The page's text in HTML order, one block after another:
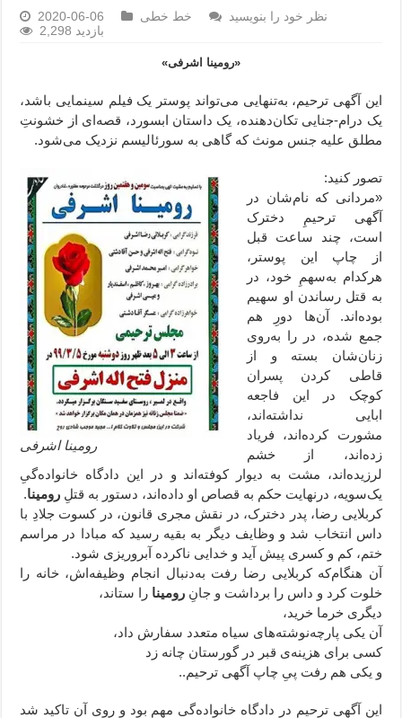
2020-06-06 خط خطی
نظر خود را بنویسید
2,298 بازدید
«رومینا اشرفی»
این آگهی ترحیم، به‌تنهایی می‌تواند پوستر یک فیلم سینمایی باشد،
یک درام-جنایی تکان‌دهنده، یک داستان ابسورد، قصه‌ای از خشونتِ
مطلق علیه جنس مونث که گاهی به سورئالیسم نزدیک می‌شود.
رومینا اشرفی
تصور کنید:
«مردانی که نام‌شان در
آگهی ترحیمِ دخترک
است، چند ساعت قبل
از چاپ این پوستر،
هرکدام به‌سهمِ خود، در
به قتل رساندن او سهیم
بوده‌اند. آن‌ها دورِ هم
جمع شده، در را به‌روی
زنان‌شان بسته و از
قاطی کردن پسران
کوچک در این فاجعه
ابایی نداشته‌اند،
مشورت کرده‌اند، فریاد
زده‌اند، از خشم
لرزیده‌اند، مشت به دیوار کوفته‌اند و در این دادگاه خانواده‌گیِ
یک‌سویه، درنهایت حکم به قصاص او داده‌اند، دستور به قتلِرومینا.
کربلایی رضا، پدر دخترک، در نقش مجری قانون، در کسوت جلادِ با
داس انتخاب شد و وظایف دیگر به بقیه رسید که مبادا در مراسم
ختم، کم و کسری پیش آید و خدایی ناکرده آبروریزی شود.
آن هنگام‌که کربلایی رضا رفت به‌دنبال انجام وظیفه‌اش،‌ خانه را
خلوت کرد و داس را برداشت و جانِرومینا را ستاند،
دیگری خرما خرید،
آن یکی پارچه‌نوشته‌های سیاه متعدد سفارش داد،
کسی برای هزینه‌ی قبر در گورستان چانه زد
و یکی هم رفت پیِ چاپ آگهی ترحیم..
این آگهی ترحیم در دادگاه خانواده‌گی مهم بود و روی آن تاکید شد